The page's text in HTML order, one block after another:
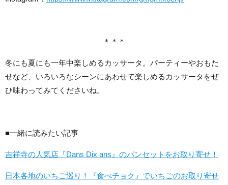
＊＊＊
冬にも夏にも一年中楽しめるカッサータ。パーティーやおもた
せなど、いろいろなシーンにあわせて楽しめるカッサータをぜ
ひ味わってみてくださいね。
■一緒に読みたい記事
吉祥寺の人気店『Dans Dix ans』のパンセットをお取り寄せ！
日本各地のいちご巡り！『食べチョク』でいちごのお取り寄せ